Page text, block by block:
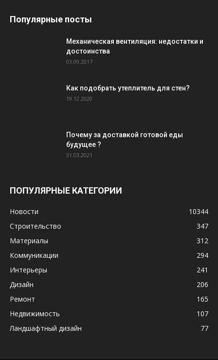
Популярные посты
Механическая вентиляция: недостатки и
достоинства
03.09.2017
Как подобрать утеплитель для стен?
19.12.2020
Почему за доставкой готовой еды
будущее ?
31.03.2021
ПОПУЛЯРНЫЕ КАТЕГОРИИ
Новости
10344
Строительство
347
Материалы
312
Коммуникации
294
Интерьеры
241
Дизайн
206
Ремонт
165
Недвижимость
107
Ландшафтный дизайн
77